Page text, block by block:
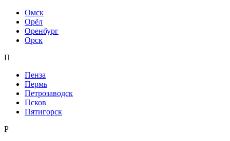
Омск
Орёл
Оренбург
Орск
П
Пенза
Пермь
Петрозаводск
Псков
Пятигорск
Р